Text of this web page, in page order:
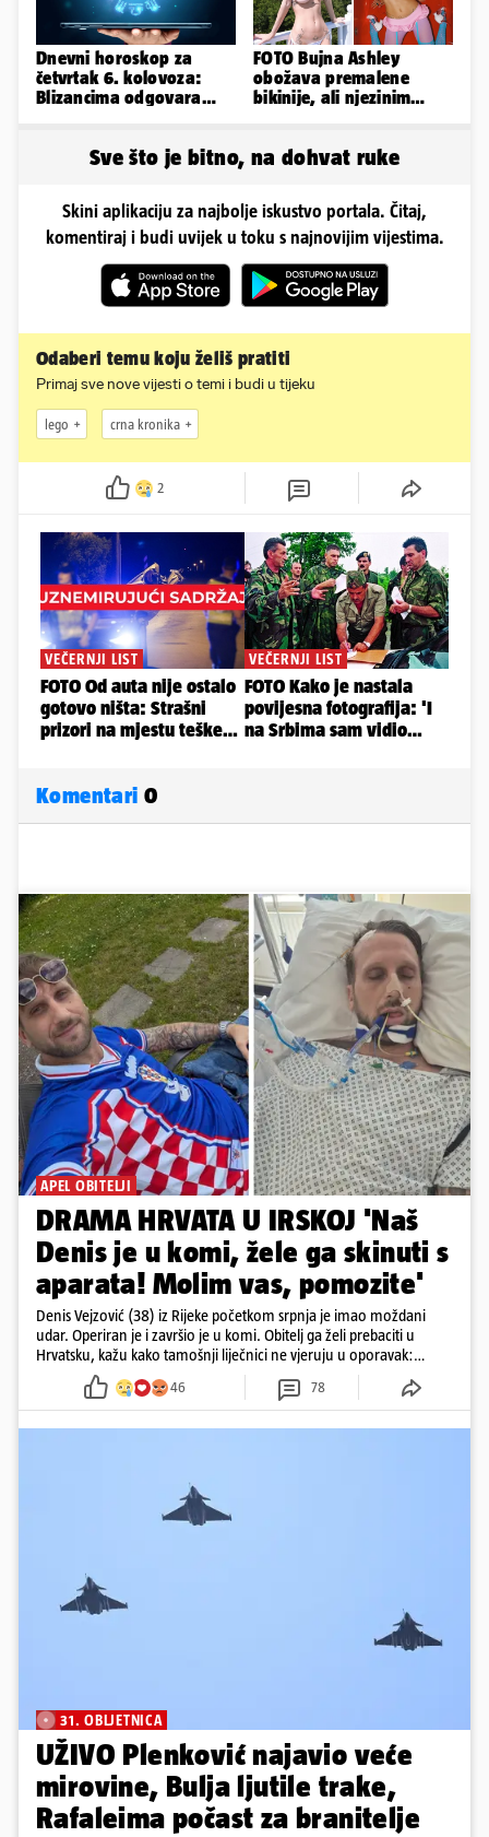
Dnevni horoskop za
četvrtak 6. kolovoza:
Blizancima odgovara
FOTO Bujna Ashley
obožava premalene
bikinije, ali njezinim
Sve što je bitno, na dohvat ruke
Skini aplikaciju za najbolje iskustvo portala. Čitaj,
komentiraj i budi uvijek u toku s najnovijim vijestima.
Odaberi temu koju želiš pratiti
Primaj sve nove vijesti o temi i budi u tijeku
lego crna kronika
2
Komentari 0
APEL OBITELJI
DRAMA HRVATA U IRSKOJ 'Naš
Denis je u komi, žele ga skinuti s
aparata! Molim vas, pomozite'
Denis Vejzović (38) iz Rijeke početkom srpnja je imao moždani
udar. Operiran je i završio je u komi. Obitelj ga želi prebaciti u
Hrvatsku, kažu kako tamošnji liječnici ne vjeruju u oporavak:
'Imamo 72 sata'
46 78
31. OBLJETNICA
UŽIVO Plenković najavio veće
mirovine, Bulja ljutile trake,
Rafaleima počast za branitelje